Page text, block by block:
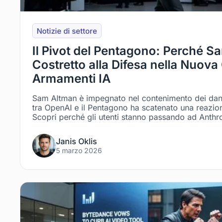
Notizie di settore
Il Pivot del Pentagono: Perché
Costretto alla Difesa nella
Armamenti IA
Sam Altman è impegnato nel contenimento dei
tra OpenAI e il Pentagono ha scatenato una
Scopri perché gli utenti stanno passando ad
Janis Oklis
5 marzo 2026